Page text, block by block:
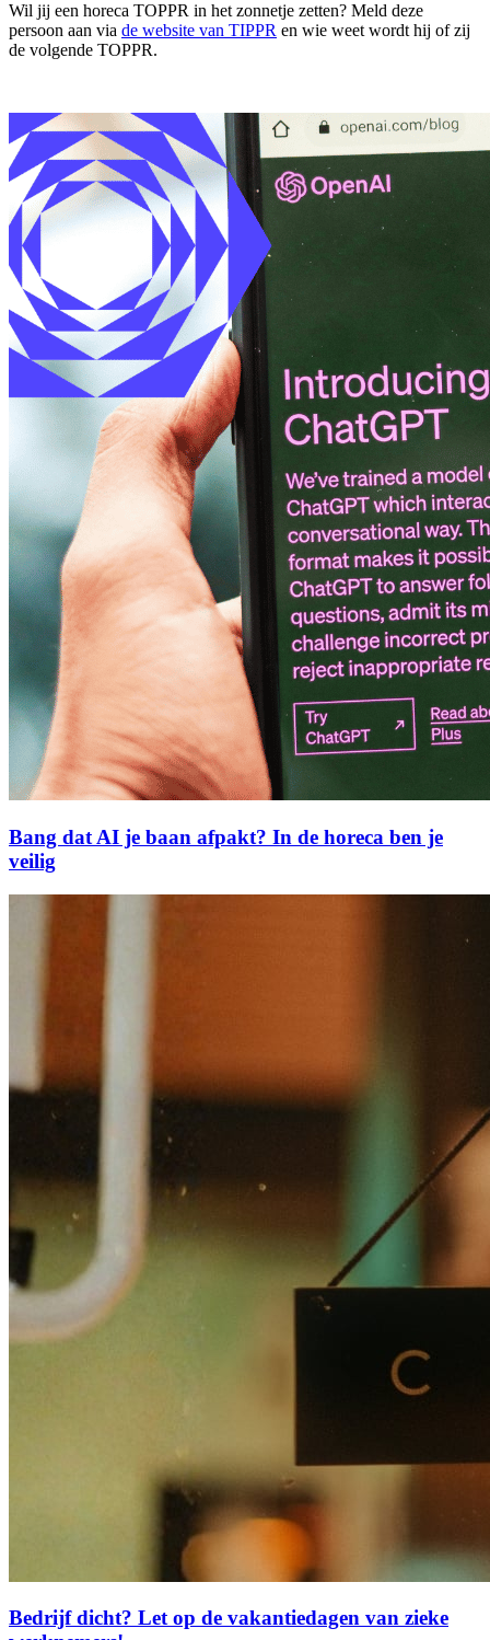
Wil jij een horeca TOPPR in het zonnetje zetten? Meld deze
persoon aan via de website van TIPPR en wie weet wordt hij of zij
de volgende TOPPR.
Bang dat AI je baan afpakt? In de horeca ben je
veilig
Bedrijf dicht? Let op de vakantiedagen van zieke